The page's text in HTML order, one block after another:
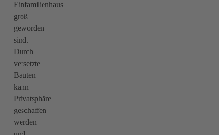
Einfamilienhaus
groß
geworden
sind.
Durch
versetzte
Bauten
kann
Privatsphäre
geschaffen
werden